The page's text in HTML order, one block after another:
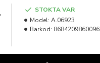
STOKTA VAR
Model: A.06923
Barkod: 8684209860096